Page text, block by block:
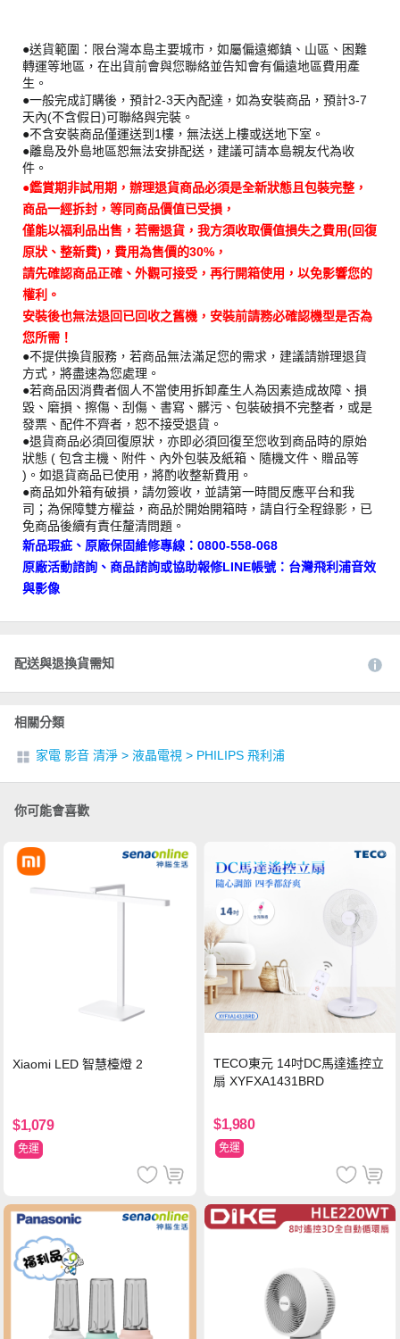
●送貨範圍：限台灣本島主要城市，如屬偏遠鄉鎮、山區、困難
轉運等地區，在出貨前會與您聯絡並告知會有偏遠地區費用產
生。
●一般完成訂購後，預計2-3天內配達，如為安裝商品，預計3-7
天內(不含假日)可聯絡與完裝。
●不含安裝商品僅運送到1樓，無法送上樓或送地下室。
●離島及外島地區恕無法安排配送，建議可請本島親友代為收
件。
●鑑賞期非試用期，辦理退貨商品必須是全新狀態且包裝完整，
商品一經拆封，等同商品價值已受損，
僅能以福利品出售，若需退貨，我方須收取價值損失之費用(回復
原狀、整新費)，費用為售價的30%，
請先確認商品正確、外觀可接受，再行開箱使用，以免影響您的
權利。
安裝後也無法退回已回收之舊機，安裝前請務必確認機型是否為
您所需！
●不提供換貨服務，若商品無法滿足您的需求，建議請辦理退貨
方式，將盡速為您處理。
●若商品因消費者個人不當使用拆卸產生人為因素造成故障、損
毀、磨損、擦傷、刮傷、書寫、髒污、包裝破損不完整者，或是
發票、配件不齊者，恕不接受退貨。
●退貨商品必須回復原狀，亦即必須回復至您收到商品時的原始
狀態 ( 包含主機、附件、內外包裝及紙箱、隨機文件、贈品等
)。如退貨商品已使用，將酌收整新費用。
●商品如外箱有破損，請勿簽收，並請第一時間反應平台和我
司；為保障雙方權益，商品於開始開箱時，請自行全程錄影，已
免商品後續有責任釐清問題。
新品瑕疵、原廠保固維修專線：0800-558-068
原廠活動諮詢、商品諮詢或協助報修LINE帳號：台灣飛利浦音效
與影像
配送與退換貨需知
相關分類
家電 影音 清淨 > 液晶電視 > PHILIPS 飛利浦
你可能會喜歡
Xiaomi LED 智慧檯燈 2
$1,079
免運
TECO東元 14吋DC馬達遙控立
扇 XYFXA1431BRD
$1,980
免運